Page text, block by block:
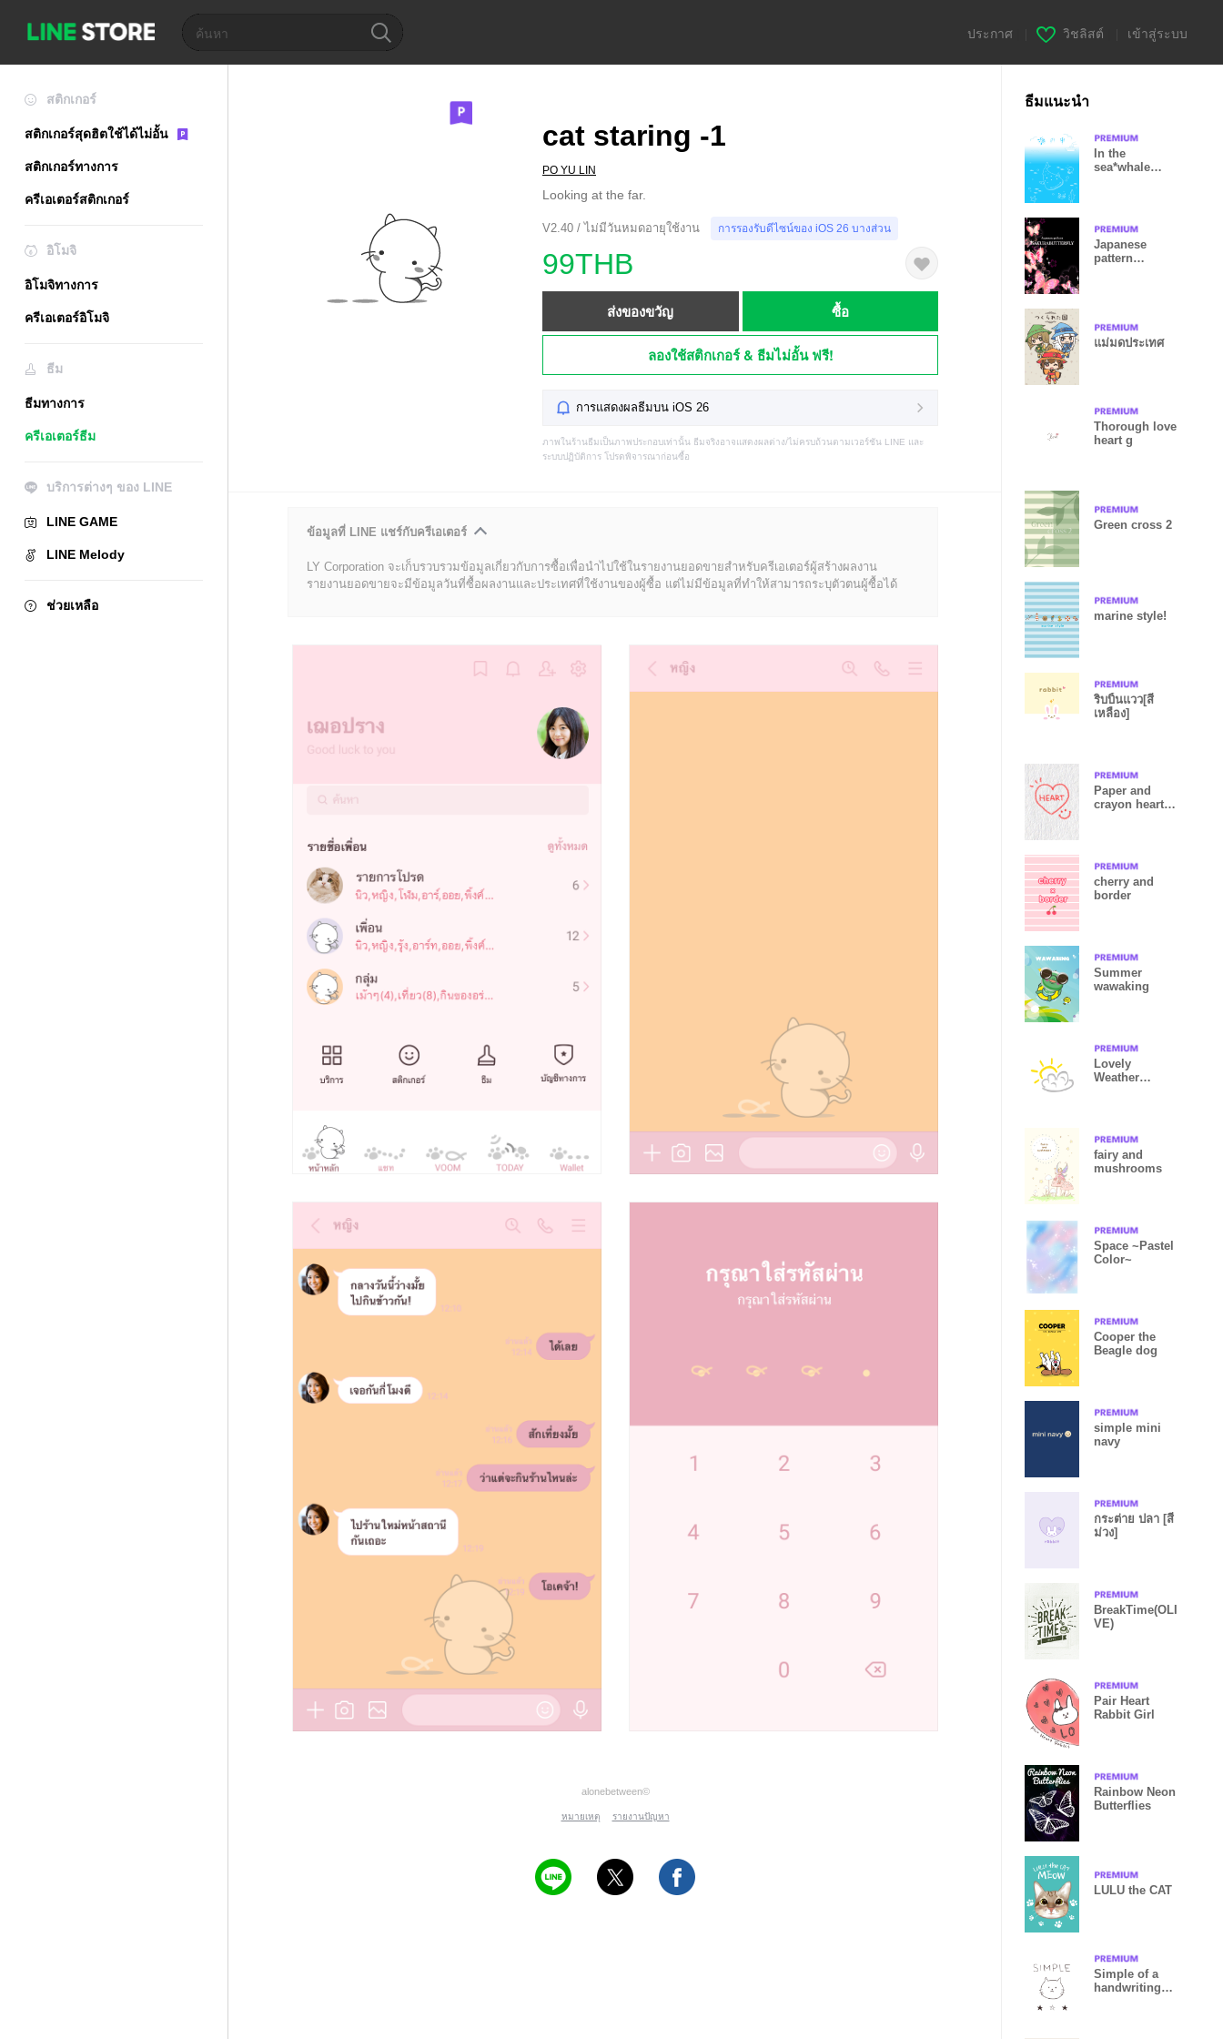
ประกาศ วิชลิสต์ เข้าสู่ระบบ
สติกเกอร์
สติกเกอร์สุดฮิตใช้ได้ไม่อั้น
สติกเกอร์ทางการ
ครีเอเตอร์สติกเกอร์
อิโมจิ
อิโมจิทางการ
ครีเอเตอร์อิโมจิ
ธีม
ธีมทางการ
ครีเอเตอร์ธีม
บริการต่างๆ ของ LINE
LINE GAME
LINE Melody
ช่วยเหลือ
cat staring -1
PO YU LIN
Looking at the far.
V2.40 / ไม่มีวันหมดอายุใช้งาน การรองรับดีไซน์ของ iOS 26 บางส่วน
99THB
ส่งของขวัญ ซื้อ
ลองใช้สติกเกอร์ & ธีมไม่อั้น ฟรี!
การแสดงผลธีมบน iOS 26
ภาพในร้านธีมเป็นภาพประกอบเท่านั้น ธีมจริงอาจแสดงผลต่าง/ไม่ครบถ้วนตามเวอร์ชัน LINE และ
ระบบปฏิบัติการ โปรดพิจารณาก่อนซื้อ
ข้อมูลที่ LINE แชร์กับครีเอเตอร์
LY Corporation จะเก็บรวบรวมข้อมูลเกี่ยวกับการซื้อเพื่อนำไปใช้ในรายงานยอดขายสำหรับครีเอเตอร์ผู้สร้างผลงาน
รายงานยอดขายจะมีข้อมูลวันที่ซื้อผลงานและประเทศที่ใช้งานของผู้ซื้อ แต่ไม่มีข้อมูลที่ทำให้สามารถระบุตัวตนผู้ซื้อได้
alonebetween©
หมายเหตุ รายงานปัญหา
ธีมแนะนำ
In the
sea*whale
Japanese
pattern
แม่มดประเทศ
Thorough love
heart g
Green cross 2
marine style!
ริบบิ้นแวว[สี
เหลือง]
Paper and
crayon heart.
cherry and
border
Summer
wawaking
Lovely
Weather
fairy and
mushrooms
Space ~Pastel
Color~
Cooper the
Beagle dog
simple mini
navy
กระต่าย ปลา [สี
ม่วง]
BreakTime(OLI
VE)
Pair Heart
Rabbit Girl
Rainbow Neon
Butterflies
LULU the CAT
Simple of a
handwriting